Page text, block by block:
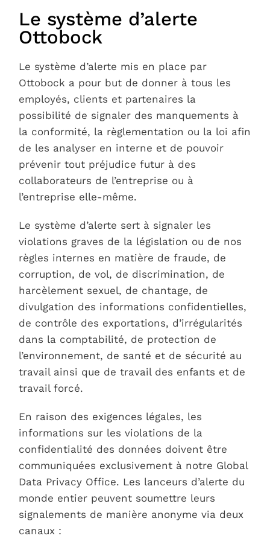
Notre Réseau
Le système d’alerte
Ottobock
Le système d’alerte mis en place par
Ottobock a pour but de donner à tous les
employés, clients et partenaires la
possibilité de signaler des manquements à
la conformité, la règlementation ou la loi afin
de les analyser en interne et de pouvoir
prévenir tout préjudice futur à des
collaborateurs de l’entreprise ou à
l’entreprise elle-même.
Le système d’alerte sert à signaler les
violations graves de la législation ou de nos
règles internes en matière de fraude, de
corruption, de vol, de discrimination, de
harcèlement sexuel, de chantage, de
divulgation des informations confidentielles,
de contrôle des exportations, d’irrégularités
dans la comptabilité, de protection de
l’environnement, de santé et de sécurité au
travail ainsi que de travail des enfants et de
travail forcé.
En raison des exigences légales, les
informations sur les violations de la
confidentialité des données doivent être
communiquées exclusivement à notre Global
Data Privacy Office. Les lanceurs d’alerte du
monde entier peuvent soumettre leurs
signalements de manière anonyme via deux
canaux :